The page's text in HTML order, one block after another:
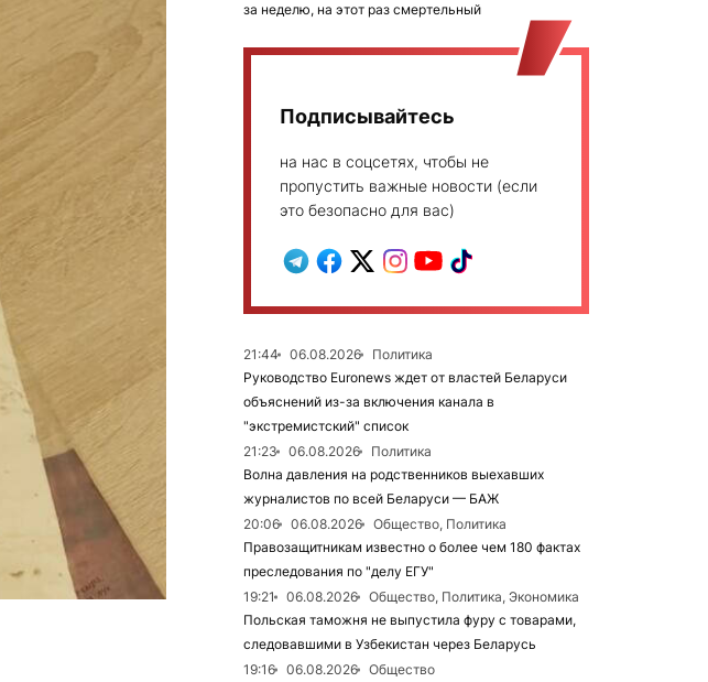
за неделю, на этот раз смертельный
Подписывайтесь
на нас в соцсетях, чтобы не
пропустить важные новости (если
это безопасно для вас)
21:44 06.08.2026
Политика
Руководство Euronews ждет от властей Беларуси
объяснений из-за включения канала в
"экстремистский" список
21:23
06.08.2026
Политика
Волна давления на родственников выехавших
журналистов по всей Беларуси — БАЖ
20:06
06.08.2026
Общество, Политика
Правозащитникам известно о более чем 180 фактах
преследования по "делу ЕГУ"
19:21
06.08.2026
Общество, Политика, Экономика
Польская таможня не выпустила фуру с товарами,
следовавшими в Узбекистан через Беларусь
19:16
06.08.2026
Общество